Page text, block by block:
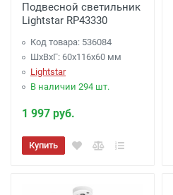
Подвесной светильник
Lightstar RP43330
Код товара: 536084
ШхВхГ: 60x116x60 мм
Lightstar
В наличии 294 шт.
1 997 руб.
Купить